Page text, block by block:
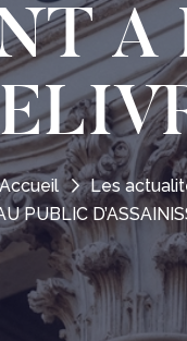
A
Accueil Les
PUBLIC